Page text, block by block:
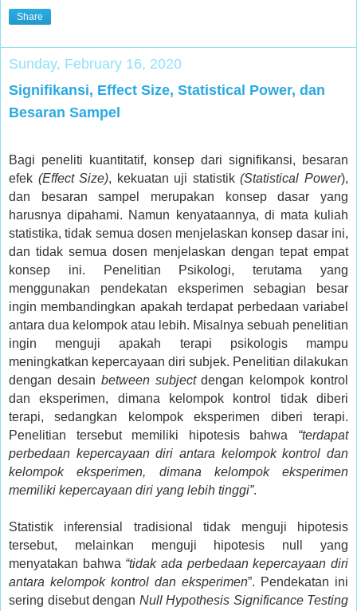
Share
Sunday, February 16, 2020
Signifikansi, Effect Size, Statistical Power, dan
Besaran Sampel
Bagi peneliti kuantitatif, konsep dari signifikansi, besaran
efek (Effect Size), kekuatan uji statistik(Statistical Power),
dan besaran sampel merupakan konsep dasar yang
harusnya dipahami. Namun kenyataannya, di mata kuliah
statistika, tidak semua dosen menjelaskan konsep dasar ini,
dan tidak semua dosen menjelaskan dengan tepat empat
konsep ini. Penelitian Psikologi, terutama yang
menggunakan pendekatan eksperimen sebagian besar
ingin membandingkan apakah terdapat perbedaan variabel
antara dua kelompok atau lebih. Misalnya sebuah penelitian
ingin menguji apakah terapi psikologis mampu
meningkatkan kepercayaan diri subjek. Penelitian dilakukan
dengan desain between subjectdengan kelompok kontrol
dan eksperimen, dimana kelompok kontrol tidak diberi
terapi, sedangkan kelompok eksperimen diberi terapi.
Penelitian tersebut memiliki hipotesis bahwa “terdapat
perbedaan kepercayaan diri antara kelompok kontrol dan
kelompok eksperimen, dimana kelompok eksperimen
memiliki kepercayaan diri yang lebih tinggi”.
Statistik inferensial tradisional tidak menguji hipotesis
tersebut, melainkan menguji hipotesis null yang
menyatakan bahwa “tidak ada perbedaan kepercayaan diri
antara kelompok kontrol dan eksperimen”. Pendekatan ini
sering disebut dengan Null Hypothesis Significance Testing